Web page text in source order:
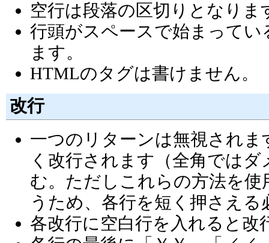
空行は段落の区切りとなりま
行頭がスペースで始まって
ます。
HTMLのタグは書けません。
改行
一つのリターンは無視され
く改行されます（全角では
む。ただしこれらの方法を
うため、各行を短く押さえる
各改行に空白行を入れると